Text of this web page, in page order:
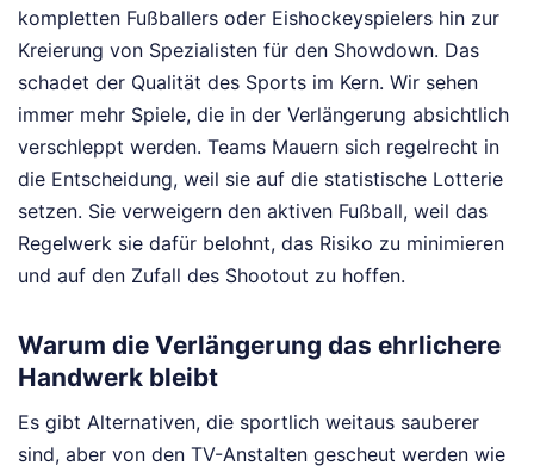
kompletten Fußballers oder Eishockeyspielers hin zur
Kreierung von Spezialisten für den Showdown. Das
schadet der Qualität des Sports im Kern. Wir sehen
immer mehr Spiele, die in der Verlängerung absichtlich
verschleppt werden. Teams Mauern sich regelrecht in
die Entscheidung, weil sie auf die statistische Lotterie
setzen. Sie verweigern den aktiven Fußball, weil das
Regelwerk sie dafür belohnt, das Risiko zu minimieren
und auf den Zufall des Shootout zu hoffen.
Warum die Verlängerung das ehrlichere
Handwerk bleibt
Es gibt Alternativen, die sportlich weitaus sauberer
sind, aber von den TV-Anstalten gescheut werden wie